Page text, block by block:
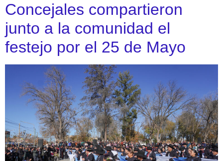
Concejales compartieron
junto a la comunidad el
festejo por el 25 de Mayo